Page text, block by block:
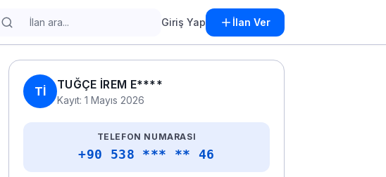
Giriş Yap İlan Ver
Tİ
TUĞÇE İREM E****
Kayıt: 1 Mayıs 2026
TELEFON NUMARASI
+90 538 *** ** 46